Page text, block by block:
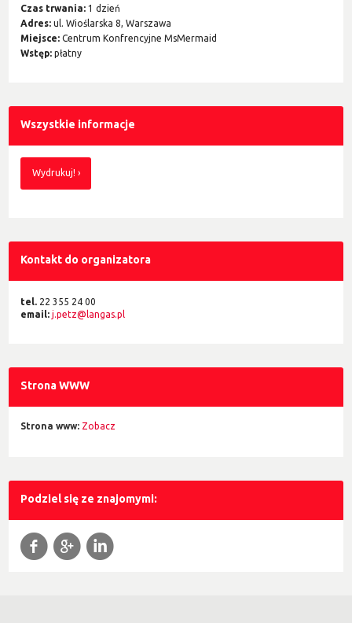
Czas trwania: 1 dzień
Adres: ul. Wioślarska 8, Warszawa
Miejsce: Centrum Konfrencyjne MsMermaid
Wstęp: płatny
Wszystkie informacje
Wydrukuj!
Kontakt do organizatora
tel. 22 355 24 00
email: j.petz@langas.pl
Strona WWW
Strona www: Zobacz
Podziel się ze znajomymi:
f g l